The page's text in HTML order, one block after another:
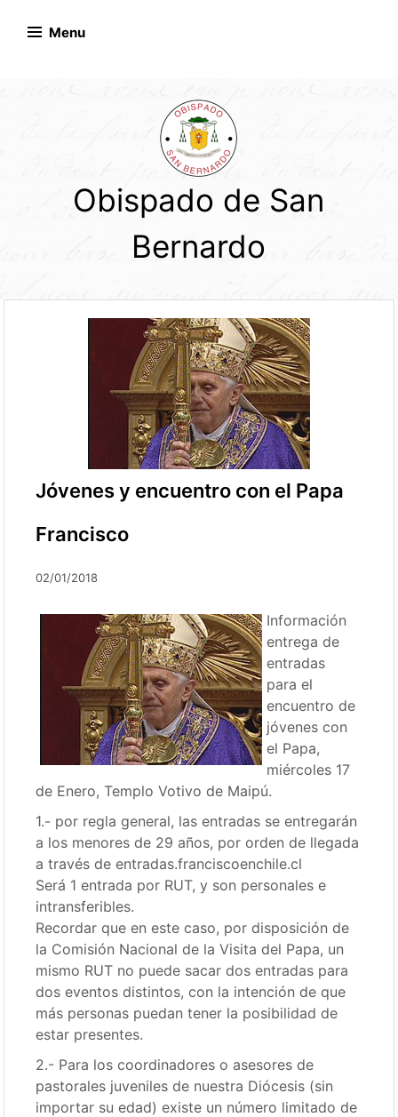
Menu
Obispado de San
Bernardo
Jóvenes y encuentro con el Papa
Francisco
02/01/2018
Información
entrega de
entradas
para el
encuentro de
jóvenes con
el Papa,
miércoles 17
de Enero, Templo Votivo de Maipú.
1.- por regla general, las entradas se entregarán
a los menores de 29 años, por orden de llegada
a través de entradas.franciscoenchile.cl
Será 1 entrada por RUT, y son personales e
intransferibles.
Recordar que en este caso, por disposición de
la Comisión Nacional de la Visita del Papa, un
mismo RUT no puede sacar dos entradas para
dos eventos distintos, con la intención de que
más personas puedan tener la posibilidad de
estar presentes.
2.- Para los coordinadores o asesores de
pastorales juveniles de nuestra Diócesis (sin
importar su edad) existe un número limitado de